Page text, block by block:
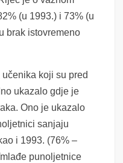
(u 1993.) i 73% (u
brak istovremeno
koji su pred
ukazalo gdje je
Ono je ukazalo
sanjaju
i 1993. (76% –
punoljetnice